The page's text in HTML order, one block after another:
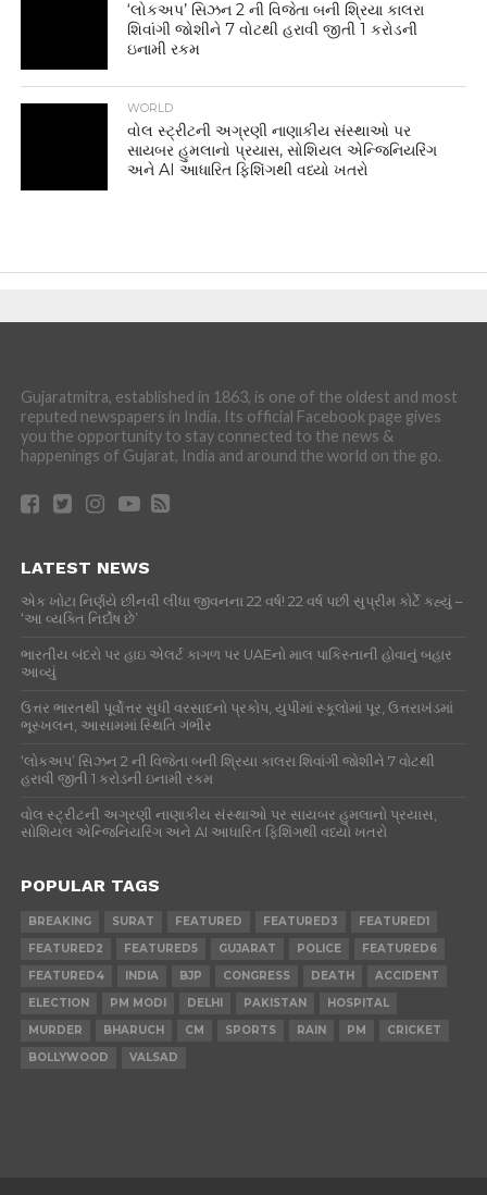
‘લોકઅપ’ સિઝન 2 ની વિજેતા બની શ્રિયા કાલરા
શિવાંગી જોશીને 7 વોટથી હરાવી જીતી 1 કરોડની
ઇનામી રકમ
WORLD
વોલ સ્ટ્રીટની અગ્રણી નાણાકીય સંસ્થાઓ પર
સાયબર હુમલાનો પ્રયાસ, સોશિયલ એન્જિનિયરિંગ
અને AI આધારિત ફિશિંગથી વધ્યો ખતરો
Gujaratmitra, established in 1863, is one of the oldest and most
reputed newspapers in India. Its official Facebook page gives
you the opportunity to stay connected to the news &
happenings of Gujarat, India and around the world on the go.
LATEST NEWS
એક ખોટા નિર્ણયે છીનવી લીધા જીવનના 22 વર્ષ! 22 વર્ષ પછી સુપ્રીમ કોર્ટે કહ્યું –
‘આ વ્યક્તિ નિર્દોષ છે’
ભારતીય બંદરો પર હાઇ એલર્ટ કાગળ પર UAEનો માલ પાકિસ્તાની હોવાનું બહાર
આવ્યું
ઉત્તર ભારતથી પૂર્વોત્તર સુધી વરસાદનો પ્રકોપ, યુપીમાં સ્કૂલોમાં પૂર, ઉત્તરાખંડમાં
ભૂસ્ખલન, આસામમાં સ્થિતિ ગંભીર
‘લોકઅપ’ સિઝન 2 ની વિજેતા બની શ્રિયા કાલરા શિવાંગી જોશીને 7 વોટથી
હરાવી જીતી 1 કરોડની ઇનામી રકમ
વોલ સ્ટ્રીટની અગ્રણી નાણાકીય સંસ્થાઓ પર સાયબર હુમલાનો પ્રયાસ,
સોશિયલ એન્જિનિયરિંગ અને AI આધારિત ફિશિંગથી વધ્યો ખતરો
POPULAR TAGS
BREAKING SURAT FEATURED FEATURED3
FEATURED1
FEATURED2
FEATURED5 GUJARAT POLICE
FEATURED6
FEATURED4
INDIA BJP CONGRESS DEATH
ACCIDENT
ELECTION
PM MODI DELHI PAKISTAN
HOSPITAL
MURDER
BHARUCH CM SPORTS RAIN PM
CRICKET
BOLLYWOOD
VALSAD